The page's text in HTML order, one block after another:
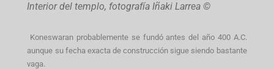
Interior del templo, fotografía Iñaki Larrea ©
Koneswaran probablemente se fundó antes del año 400 A.C.
aunque su fecha exacta de construcción sigue siendo bastante
vaga.